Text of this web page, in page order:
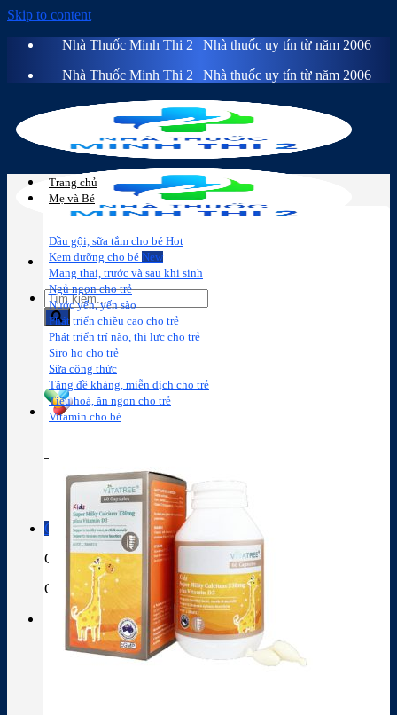
Skip to content
Nhà Thuốc Minh Thi 2 | Nhà thuốc uy tín từ năm 2006
Nhà Thuốc Minh Thi 2 | Nhà thuốc uy tín từ năm 2006
Sữa công
thức
Thành phần thuốc
Giỏ hàng
Giỏ hàng
Chưa có sản phẩm trong giỏ hàng.
Trang chủ
Mẹ và Bé
Dầu gội, sữa tắm cho bé
Kem dưỡng cho bé
Mang thai, trước và sau khi sinh
Ngủ ngon cho trẻ
Nước yến, yến sào
Phát triển chiều cao cho trẻ
Phát triển trí não, thị lực cho trẻ
Siro ho cho trẻ
Sữa công thức
Tăng đề kháng, miễn dịch cho trẻ
Tiêu hoá, ăn ngon cho trẻ
Vitamin cho bé